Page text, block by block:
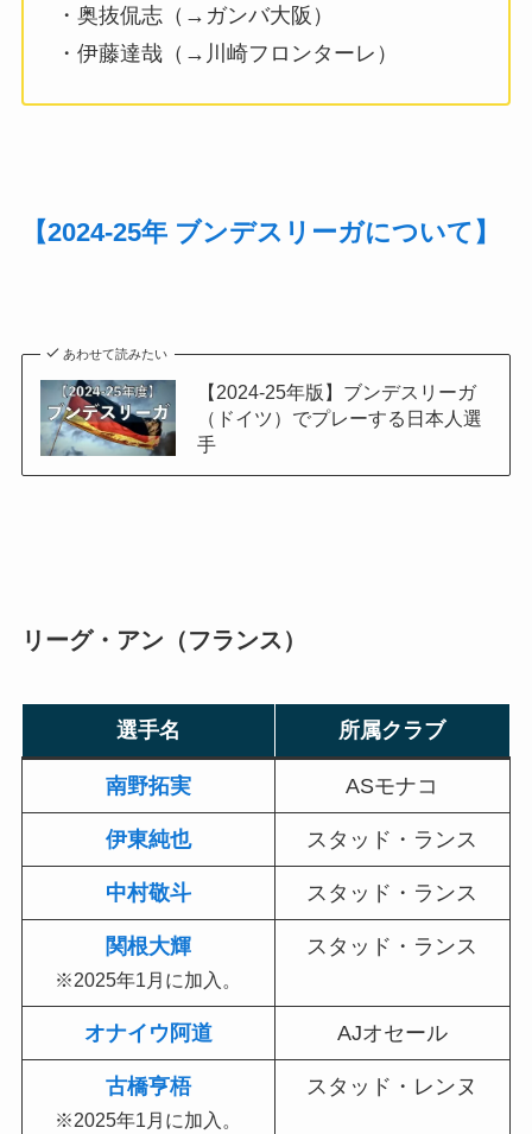
・奥抜侃志（→ガンバ大阪）
・伊藤達哉（→川崎フロンターレ）
【2024-25年 ブンデスリーガについて】
あわせて読みたい
【2024-25年版】ブンデスリーガ
（ドイツ）でプレーする日本人選
手
リーグ・アン（フランス）
選手名 所属クラブ
南野拓実 ASモナコ
伊東純也 スタッド・ランス
中村敬斗 スタッド・ランス
関根大輝
※2025年1月に加入。
スタッド・ランス
オナイウ阿道 AJオセール
古橋亨梧
※2025年1月に加入。
スタッド・レンヌ